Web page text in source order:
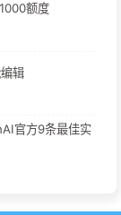
额度
辑
官方9条最佳实